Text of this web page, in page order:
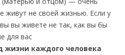
живут не своей жизнью. Если у
вы живете не так, как вы бы
для вас
жизни каждого человека